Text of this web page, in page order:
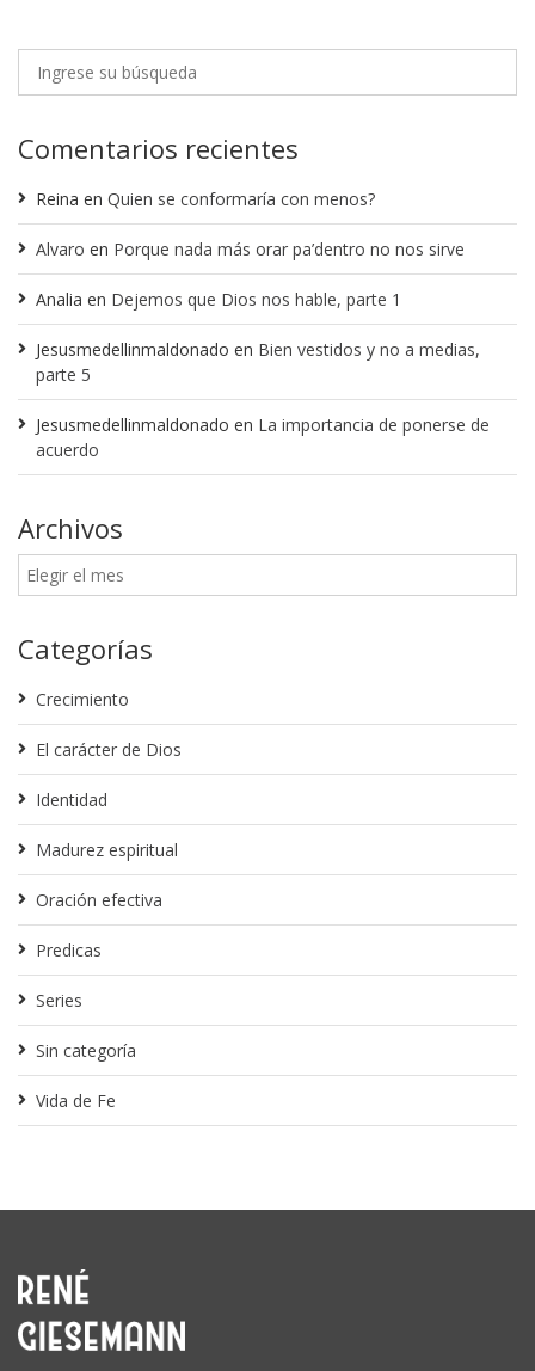
Comentarios recientes
Reina en Quien se conformaría con menos?
Alvaro en Porque nada más orar pa’dentro no nos sirve
Analia en Dejemos que Dios nos hable, parte 1
Jesusmedellinmaldonado en Bien vestidos y no a medias,
parte 5
Jesusmedellinmaldonado en La importancia de ponerse de
acuerdo
Archivos
Categorías
Crecimiento
El carácter de Dios
Identidad
Madurez espiritual
Oración efectiva
Predicas
Series
Sin categoría
Vida de Fe